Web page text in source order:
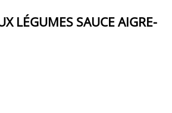
LÉGUMES SAUCE AIGRE-